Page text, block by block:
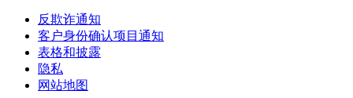
反欺诈通知
客户身份确认项目通知
表格和披露
隐私
网站地图